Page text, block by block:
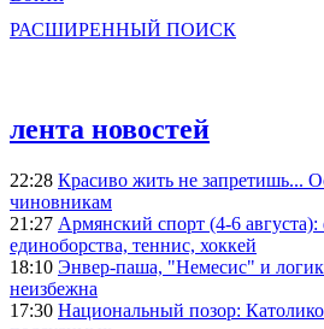
РАСШИРЕННЫЙ ПОИСК
лента новостей
22:28 Красиво жить не запретишь...
чиновникам
21:27 Армянский спорт (4-6
единоборства, теннис, хоккей
18:10 Энвер-паша, "Немесис" и
неизбежна
17:30 Национальный позор: